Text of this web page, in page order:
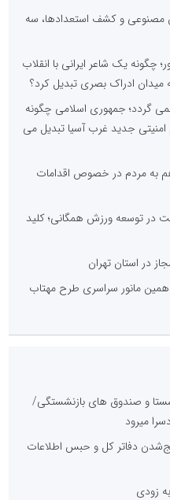
مصنوعی و کشف استعدادها، سه
چگونه یک شاعر ایرانی با انقلاب
ادراک بصری تبدیل کرد؟
گردد؛ جمهوری اسلامی چگونه
امنیتی جدید غرب آسیا تبدیل می
به مردم در خصوص اقدامات
در توسعه ورزش همگانی؛ کلید
در پانزدهمین مانور سراسری طرح مهتاب
و صندوق های بازنشستگی/
میرود
دفاتر کل و حبس اطلاعات
زودی